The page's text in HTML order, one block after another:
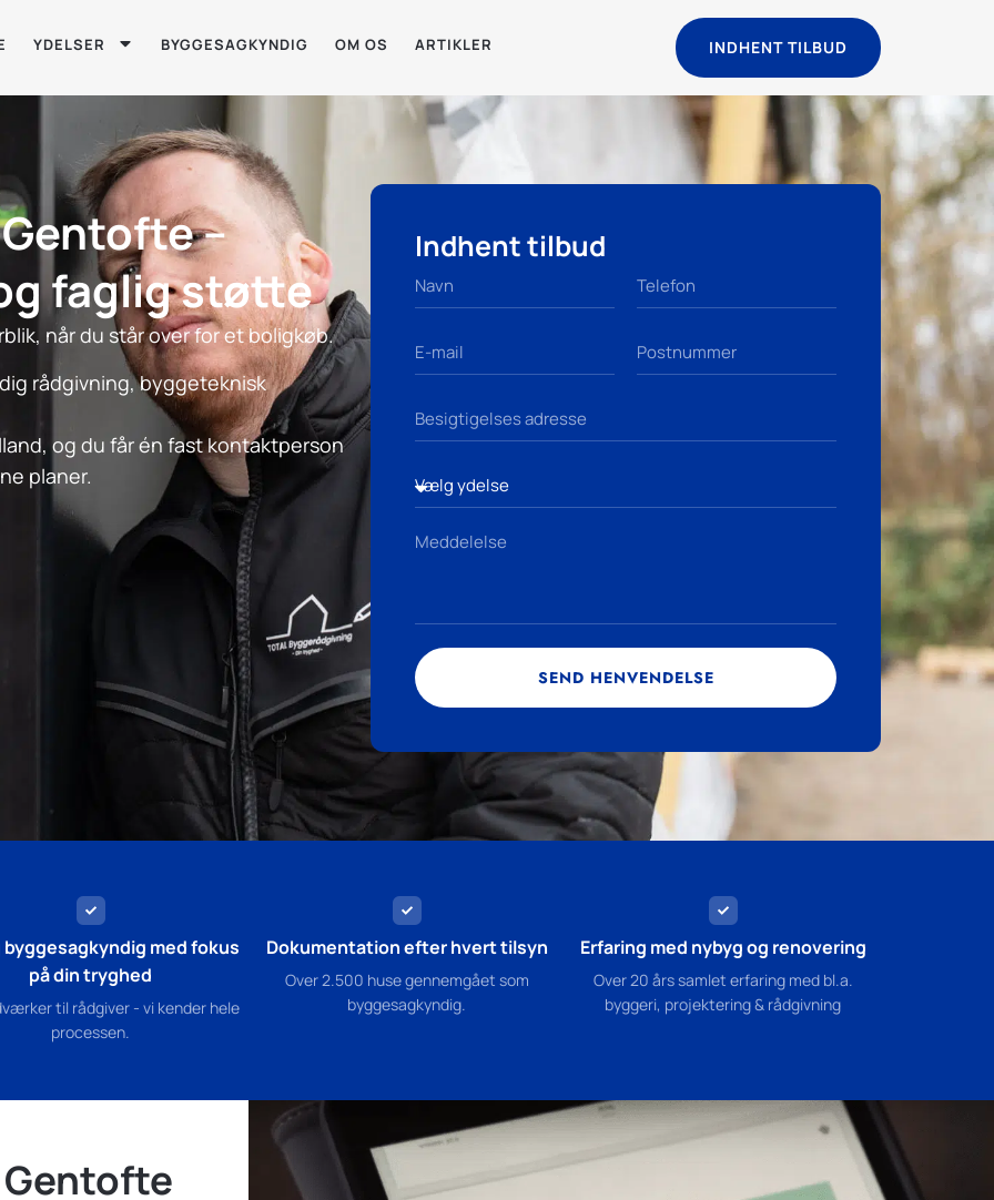
YDELSER BYGGESAGKYNDIG OM OS ARTIKLER INDHENT TILBUD
–
faglig støtte
når du står over for et boligkøb.
rådgivning, byggeteknisk
og du får én fast kontaktperson
planer.
Indhent tilbud
SEND HENVENDELSE
byggesagkyndig med fokus
på din tryghed
til rådgiver - vi kender hele
processen.
Dokumentation efter hvert tilsyn
Over 2.500 huse gennemgået som
byggesagkyndig.
Erfaring med nybyg og renovering
Over 20 års samlet erfaring med bl.a.
byggeri, projektering & rådgivning